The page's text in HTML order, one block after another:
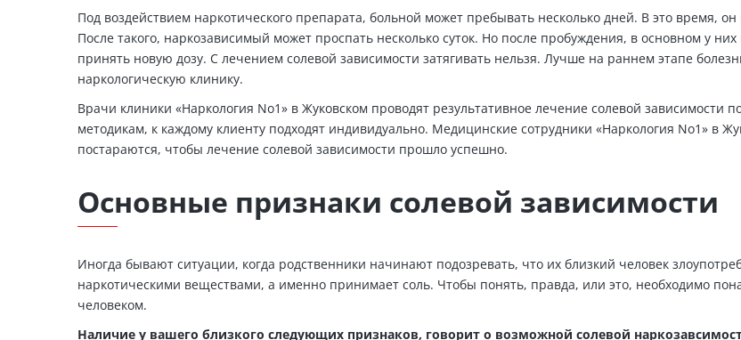
Под воздействием наркотического препарата, больной может пребывать несколько дней. В это время, он
После такого, наркозависимый может проспать несколько суток. Но после пробуждения, в основном у
принять новую дозу. С лечением солевой зависимости затягивать нельзя. Лучше на раннем этапе
наркологическую клинику.
Врачи клиники «Наркология No1» в Жуковском проводят результативное лечение солевой зависимости
методикам, к каждому клиенту подходят индивидуально. Медицинские сотрудники «Наркология No1» в
постараются, чтобы лечение солевой зависимости прошло успешно.
Основные признаки солевой зависимости
Иногда бывают ситуации, когда родственники начинают подозревать, что их близкий человек
наркотическими веществами, а именно принимает соль. Чтобы понять, правда, или это, необходимо
человеком.
Наличие у вашего близкого следующих признаков, говорит о возможной солевой